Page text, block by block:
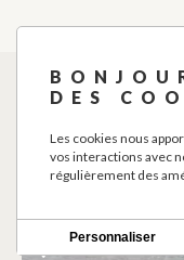
QUÉ
AGENCE
DES
Les cookies nous
vos interactions avec
régulièrement des
Personnaliser